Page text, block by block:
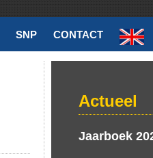
SNP CONTACT
Actueel
Jaarboek